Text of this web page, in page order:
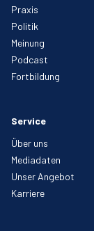
Praxis
Politik
Meinung
Podcast
Fortbildung
Service
Über uns
Mediadaten
Unser Angebot
Karriere